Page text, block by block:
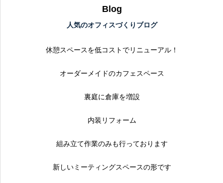
Blog
人気のオフィスづくりブログ
休憩スペースを低コストでリニューアル！
オーダーメイドのカフェスペース
裏庭に倉庫を増設
内装リフォーム
組み立て作業のみも行っております
新しいミーティングスペースの形です